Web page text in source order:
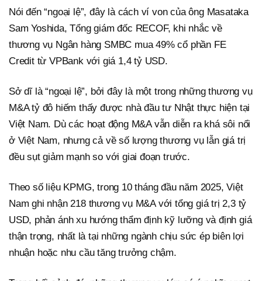
Nói đến “ngoại lệ”, đây là cách ví von của ông Masataka
Sam Yoshida, Tổng giám đốc RECOF, khi nhắc về
thương vụ Ngân hàng SMBC mua 49% cổ phần FE
Credit từ VPBank với giá 1,4 tỷ USD.
Sở dĩ là “ngoại lệ”, bởi đây là một trong những thương vụ
M&A tỷ đô hiếm thấy được nhà đầu tư Nhật thực hiện tại
Việt Nam. Dù các hoạt động M&A vẫn diễn ra khá sôi nổi
ở Việt Nam, nhưng cả về số lượng thương vụ lẫn giá trị
đều sụt giảm mạnh so với giai đoạn trước.
Theo số liệu KPMG, trong 10 tháng đầu năm 2025, Việt
Nam ghi nhận 218 thương vụ M&A với tổng giá trị 2,3 tỷ
USD, phản ánh xu hướng thẩm định kỹ lưỡng và định giá
thận trọng, nhất là tại những ngành chịu sức ép biên lợi
nhuận hoặc nhu cầu tăng trưởng chậm.